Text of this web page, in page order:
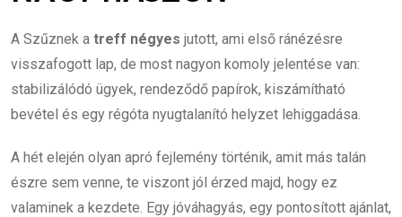
A Szűznek a treff négyes jutott, ami első ránézésre
visszafogott lap, de most nagyon komoly jelentése van:
stabilizálódó ügyek, rendeződő papírok, kiszámítható
bevétel és egy régóta nyugtalanító helyzet lehiggadása.
A hét elején olyan apró fejlemény történik, amit más talán
észre sem venne, te viszont jól érzed majd, hogy ez
valaminek a kezdete. Egy jóváhagyás, egy pontosított ajánlat,